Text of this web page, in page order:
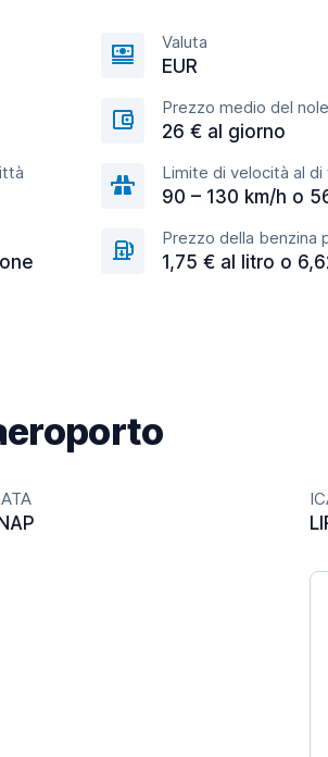
Valuta
EUR
Prezzo medio del
26 € al giorno
Limite di velocità al
90 – 130 km/h o
Prezzo della benzina
1,75 € al litro o
NAP